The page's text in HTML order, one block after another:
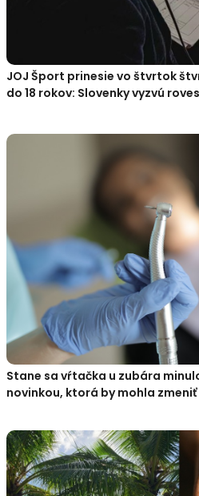
JOJ Šport prinesie vo štvrtok
do 18 rokov: Slovenky vyzvú
Stane sa vŕtačka u zubára
novinkou, ktorá by mohla